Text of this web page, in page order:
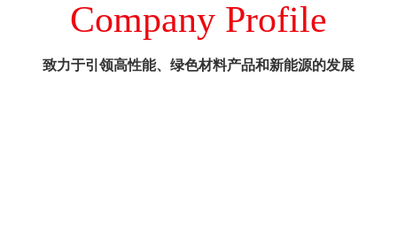
Company Profile
致力于引领高性能、绿色材料产品和新能源的发展